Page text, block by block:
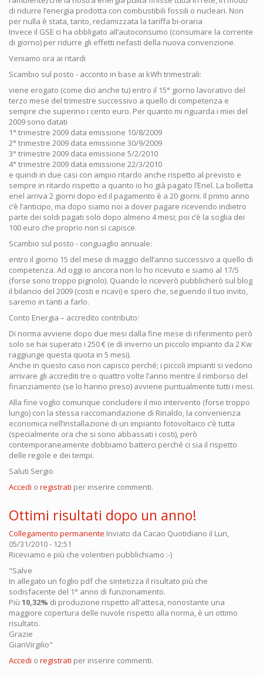
di ridurre l’energia prodotta con combustibili fossili o nucleari. Non
per nulla è stata, tanto, reclamizzata la tariffa bi-oraria
Invece il GSE ci ha obbligato all’autoconsumo (consumare la corrente
di giorno) per ridurre gli effetti nefasti della nuova convenzione.
Veniamo ora ai ritardi
Scambio sul posto - acconto in base ai kWh trimestrali:
viene erogato (come dici anche tu) entro il 15° giorno lavorativo del
terzo mese del trimestre successivo a quello di competenza e
sempre che superino i cento euro. Per quanto mi riguarda i miei del
2009 sono datati
1° trimestre 2009 data emissione 10/8/2009
2° trimestre 2009 data emissione 30/9/2009
3° trimestre 2009 data emissione 5/2/2010
4° trimestre 2009 data emissione 22/3/2010
e quindi in due casi con ampio ritardo anche rispetto al previsto e
sempre in ritardo rispetto a quanto io ho già pagato l’Enel. La bolletta
enel arriva 2 giorni dopo ed il pagamento è a 20 giorni. Il primo anno
c’è l’anticipo, ma dopo siamo noi a dover pagare ricevendo indietro
parte dei soldi pagati solo dopo almeno 4 mesi; poi c’è la soglia dei
100 euro che proprio non si capisce.
Scambio sul posto - conguaglio annuale:
entro il giorno 15 del mese di maggio dell’anno successivo a quello di
competenza. Ad oggi io ancora non lo ho ricevuto e siamo al 17/5
(forse sono troppo pignolo). Quando lo riceverò pubblicherò sul blog
il bilancio del 2009 (costi e ricavi) e spero che, seguendo il tuo invito,
saremo in tanti a farlo.
Conto Energia – accredito contributo:
Di norma avviene dopo due mesi dalla fine mese di riferimento però
solo se hai superato i 250 € (e di inverno un piccolo impianto da 2 Kw
raggiunge questa quota in 5 mesi).
Anche in questo caso non capisco perché; i piccoli impianti si vedono
arrivare gli accrediti tre o quattro volte l’anno mentre il rimborso del
finanziamento (se lo hanno preso) avviene puntualmente tutti i mesi.
Alla fine voglio comunque concludere il mio intervento (forse troppo
lungo) con la stessa raccomandazione di Rinaldo, la convenienza
economica nell’installazione di un impianto fotovoltaico c’è tutta
(specialmente ora che si sono abbassati i costi), però
contemporaneamente dobbiamo batterci perché ci sia il rispetto
delle regole e dei tempi.
Saluti Sergio
Accedi o registrati per inserire commenti.
Ottimi risultati dopo un anno!
Collegamento permanente Inviato da Cacao Quotidiano il Lun,
05/31/2010 - 12:51
Riceviamo e più che volentieri pubblichiamo :-)
"Salve
In allegato un foglio pdf che sintetizza il risultato più che
sodisfacente del 1° anno di funzionamento.
Più 10,32% di produzione rispetto all'attesa, nonostante una
maggiore copertura delle nuvole rispetto alla norma, è un ottimo
risultato.
Grazie
GianVirgilio"
Accedi o registrati per inserire commenti.